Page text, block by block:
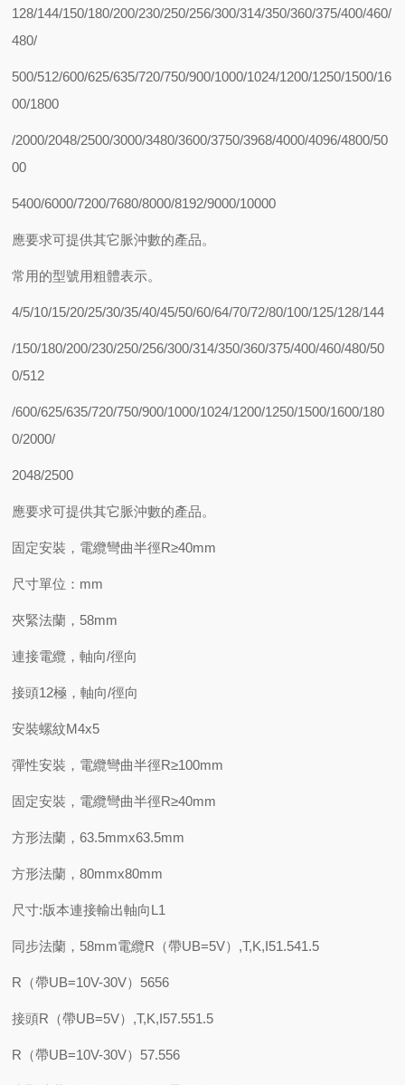
128/144/150/180/200/230/250/256/300/314/350/360/375/400/460/
480/
500/512/600/625/635/720/750/900/1000/1024/1200/1250/1500/16
00/1800
/2000/2048/2500/3000/3480/3600/3750/3968/4000/4096/4800/50
00
5400/6000/7200/7680/8000/8192/9000/10000
應要求可提供其它脈沖數的產品。
常用的型號用粗體表示。
4/5/10/15/20/25/30/35/40/45/50/60/64/70/72/80/100/125/128/144
/150/180/200/230/250/256/300/314/350/360/375/400/460/480/50
0/512
/600/625/635/720/750/900/1000/1024/1200/1250/1500/1600/180
0/2000/
2048/2500
應要求可提供其它脈沖數的產品。
固定安裝，電纜彎曲半徑R≥40mm
尺寸單位：mm
夾緊法蘭，58mm
連接電纜，軸向/徑向
接頭12極，軸向/徑向
安裝螺紋M4x5
彈性安裝，電纜彎曲半徑R≥100mm
固定安裝，電纜彎曲半徑R≥40mm
方形法蘭，63.5mmx63.5mm
方形法蘭，80mmx80mm
尺寸:版本連接輸出軸向L1
同步法蘭，58mm電纜R（帶UB=5V）,T,K,I51.541.5
R（帶UB=10V-30V）5656
接頭R（帶UB=5V）,T,K,I57.551.5
R（帶UB=10V-30V）57.556